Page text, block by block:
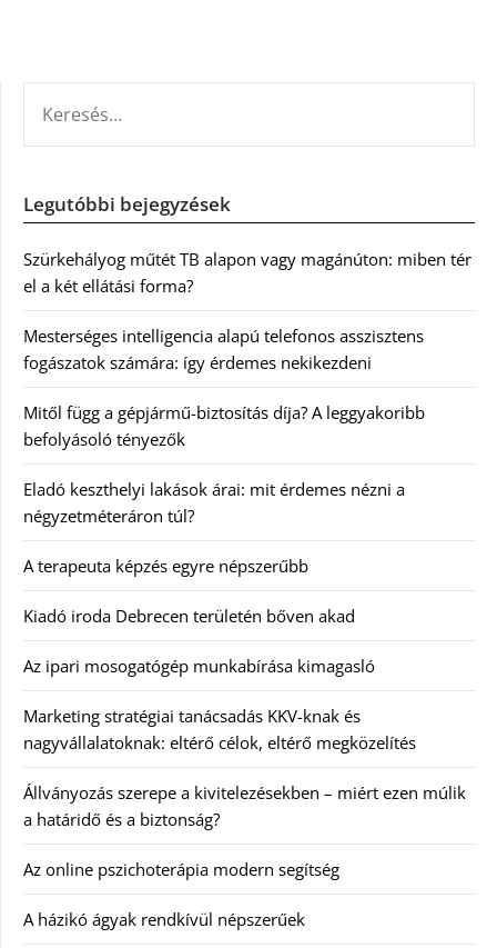
Legutóbbi bejegyzések
Szürkehályog műtét TB alapon vagy magánúton: miben tér
el a két ellátási forma?
Mesterséges intelligencia alapú telefonos asszisztens
fogászatok számára: így érdemes nekikezdeni
Mitől függ a gépjármű-biztosítás díja? A leggyakoribb
befolyásoló tényezők
Eladó keszthelyi lakások árai: mit érdemes nézni a
négyzetméteráron túl?
A terapeuta képzés egyre népszerűbb
Kiadó iroda Debrecen területén bőven akad
Az ipari mosogatógép munkabírása kimagasló
Marketing stratégiai tanácsadás KKV-knak és
nagyvállalatoknak: eltérő célok, eltérő megközelítés
Állványozás szerepe a kivitelezésekben – miért ezen múlik
a határidő és a biztonság?
Az online pszichoterápia modern segítség
A házikó ágyak rendkívül népszerűek